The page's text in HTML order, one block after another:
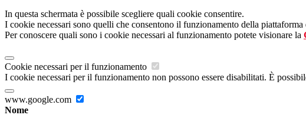
In questa schermata è possibile scegliere quali cookie consentire.
I cookie necessari sono quelli che consentono il funzionamento della
Per conoscere quali sono i cookie necessari al funzionamento potete visionare la
Cookie necessari per il funzionamento
I cookie necessari per il funzionamento non possono essere disabilitati. È
www.google.com
Nome